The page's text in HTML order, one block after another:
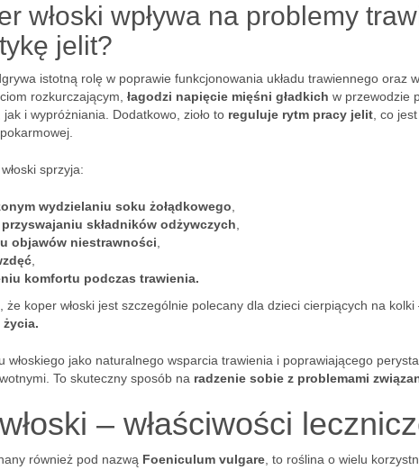
włoski wpływa na problemy
jelit?
istotną rolę w poprawie funkcjonowania układu trawiennego oraz
rozkurczającym, łagodzi napięcie mięśni gładkich w przewodzie
i wypróżniania. Dodatkowo, zioło to reguluje rytm pracy jelit , co
sprzyja:
wydzielaniu soku żołądkowego
składników odżywczych
objawów niestrawności
komfortu podczas trawienia.
że koper włoski jest szczególnie polecany dla dzieci cierpiących na kolki
życia.
włoskiego jako naturalnego wsparcia trawienia i poprawiającego
To skuteczny sposób na radzenie sobie z problemami
– właściwości
również pod nazwą Foeniculum vulgare , to roślina o wielu